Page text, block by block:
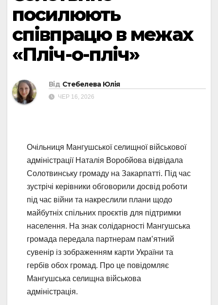
посилюють
співпрацю в межах
«Пліч-о-пліч»
Від Стебелева Юлія
ЧЕР 16, 2026
Очільниця Мангушської селищної військової
адміністрації Наталія Воробйова відвідала
Солотвинську громаду на Закарпатті. Під час
зустрічі керівники обговорили досвід роботи
під час війни та накреслили плани щодо
майбутніх спільних проєктів для підтримки
населення. На знак солідарності Мангушська
громада передала партнерам пам’ятний
сувенір із зображенням карти України та
гербів обох громад. Про це повідомляє
Мангушська селищна військова
адміністрація.